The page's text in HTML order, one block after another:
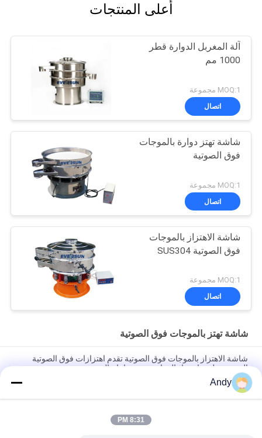
أعلى المنتجات
آلة المغربل الدوارة قطر
1000 مم
MOQ:1 مجموعة
اتصال
شاشة تهتز دوارة بالموجات
فوق الصوتية
MOQ:1 مجموعة
اتصال
شاشة الاهتزاز بالموجات
فوق الصوتية SUS304
MOQ:1 مجموعة
اتصال
شاشة تهتز بالموجات فوق الصوتية
شاشة الاهتزاز بالموجات فوق الصوتية تقدم اهتزازات فوق الصوتية
المستقرة لمنع انسداد المواد وتحسين إنتاج الفحص
شاشة الاهتزاز بالموجات فوق الصوتية لفصل الجسيمات الدقيقة وحلول
فحص المواد في التطبيقات الصناعية
آلة غربلة دقيقة لجسيمات مسحوق الفولاذ المقاوم للصدأ بشاشة اهتزاز
Andy
8:31 PM